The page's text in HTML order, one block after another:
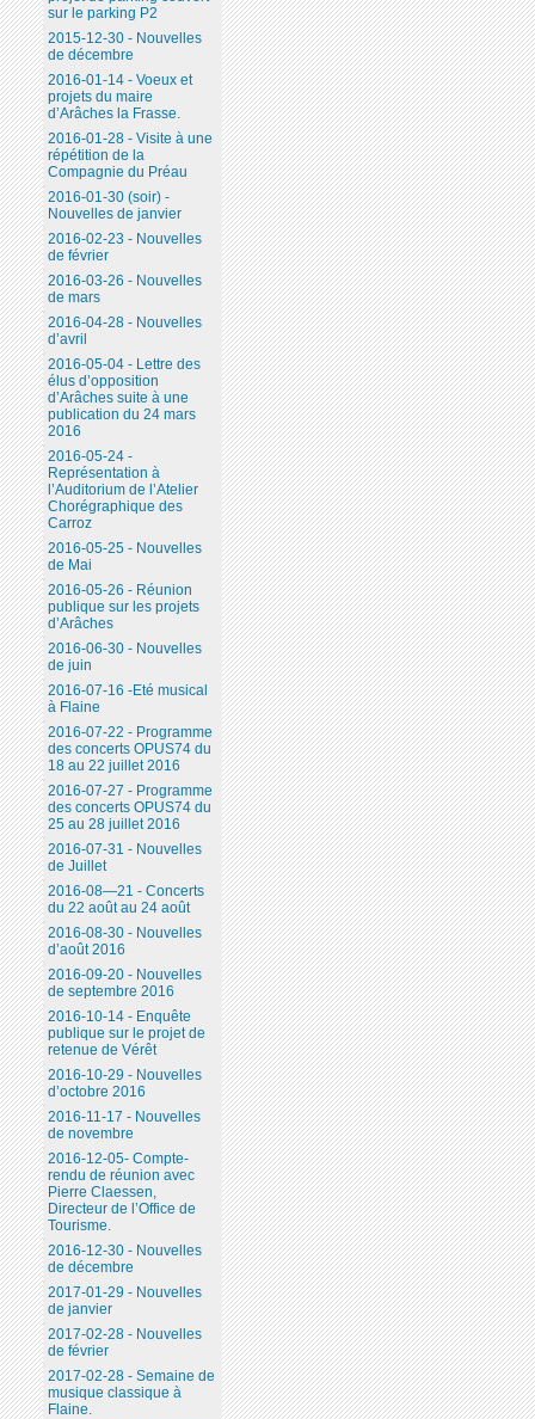
sur le parking P2
2015-12-30 - Nouvelles
de décembre
2016-01-14 - Voeux et
projets du maire
d’Arâches la Frasse.
2016-01-28 - Visite à une
répétition de la
Compagnie du Préau
2016-01-30 (soir) -
Nouvelles de janvier
2016-02-23 - Nouvelles
de février
2016-03-26 - Nouvelles
de mars
2016-04-28 - Nouvelles
d’avril
2016-05-04 - Lettre des
élus d’opposition
d’Arâches suite à une
publication du 24 mars
2016
2016-05-24 -
Représentation à
l’Auditorium de l’Atelier
Chorégraphique des
Carroz
2016-05-25 - Nouvelles
de Mai
2016-05-26 - Réunion
publique sur les projets
d’Arâches
2016-06-30 - Nouvelles
de juin
2016-07-16 -Eté musical
à Flaine
2016-07-22 - Programme
des concerts OPUS74 du
18 au 22 juillet 2016
2016-07-27 - Programme
des concerts OPUS74 du
25 au 28 juillet 2016
2016-07-31 - Nouvelles
de Juillet
2016-08—21 - Concerts
du 22 août au 24 août
2016-08-30 - Nouvelles
d’août 2016
2016-09-20 - Nouvelles
de septembre 2016
2016-10-14 - Enquête
publique sur le projet de
retenue de Vérêt
2016-10-29 - Nouvelles
d’octobre 2016
2016-11-17 - Nouvelles
de novembre
2016-12-05- Compte-
rendu de réunion avec
Pierre Claessen,
Directeur de l’Office de
Tourisme.
2016-12-30 - Nouvelles
de décembre
2017-01-29 - Nouvelles
de janvier
2017-02-28 - Nouvelles
de février
2017-02-28 - Semaine de
musique classique à
Flaine.